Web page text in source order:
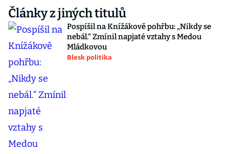
Články z jiných titulů
Pospíšil na Knížákově pohřbu: „Nikdy se
nebál.“ Zmínil napjaté vztahy s Medou
Mládkovou
Blesk politika